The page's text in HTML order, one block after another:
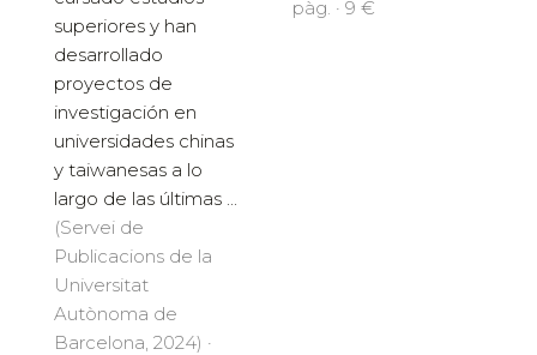
superiores y han
desarrollado
proyectos de
investigación en
universidades chinas
y taiwanesas a lo
largo de las últimas ...
(Servei de
Publicacions de la
Universitat
Autònoma de
Barcelona, 2024) ·
pàg. · 9 €